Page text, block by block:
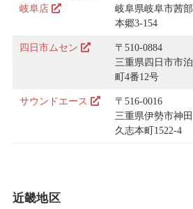
岐阜店
岐阜県岐阜市茜部
本郷3-154
四日市ムセン
〒510-0884
三重県四日市市泊
町4番12号
サウンドエース
〒516-0016
三重県伊勢市神田
久志本町1522-4
近畿地区